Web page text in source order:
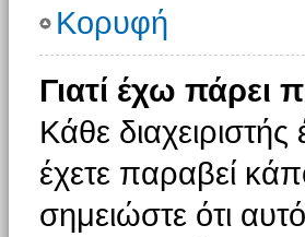
Κορυφή
Γιατί έχω πάρει
Κάθε
έχετε παραβεί
σημειώστε ότι